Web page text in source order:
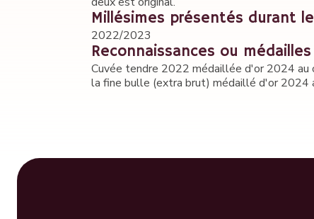
Millésimes présentés durant
2022/2023
Reconnaissances ou
Cuvée tendre 2022 médaillée d'or 2024 au
la fine bulle (extra brut) médaillé d'or 2024